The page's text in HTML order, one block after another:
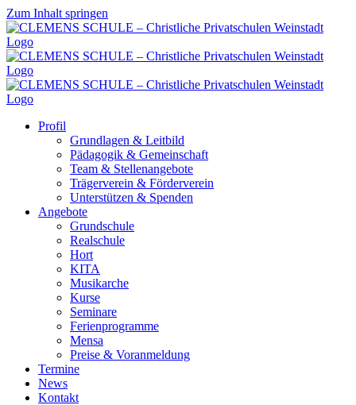
Zum Inhalt springen
Profil
Grundlagen & Leitbild
Pädagogik & Gemeinschaft
Team & Stellenangebote
Trägerverein & Förderverein
Unterstützen & Spenden
Angebote
Grundschule
Realschule
Hort
KITA
Musikarche
Kurse
Seminare
Ferienprogramme
Mensa
Preise & Voranmeldung
Termine
News
Kontakt